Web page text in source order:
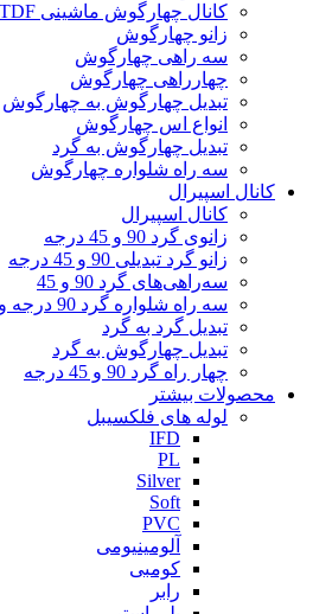
کانال چهارگوش ماشینی TDC , TDF
زانو چهارگوش
سه راهی چهارگوش
چهارراهی چهارگوش
تبدیل چهارگوش به چهارگوش
انواع اس چهارگوش
تبدیل چهارگوش به گرد
سه راه شلواره چهارگوش
کانال اسپیرال
کانال اسپیرال
زانوی گرد 90 و 45 درجه
زانو گرد تبدیلی 90 و 45 درجه
سه‌راهی‌های گرد 90 و 45
سه راه شلواره گرد 90 درجه و 45 درجه
تبدیل گرد به گرد
تبدیل چهارگوش به گرد
چهار راه گرد 90 و 45 درجه
محصولات بیشتر
لوله های فلکسیبل
IFD
PL
Silver
Soft
PVC
آلومینیومی
کومبی
رابر